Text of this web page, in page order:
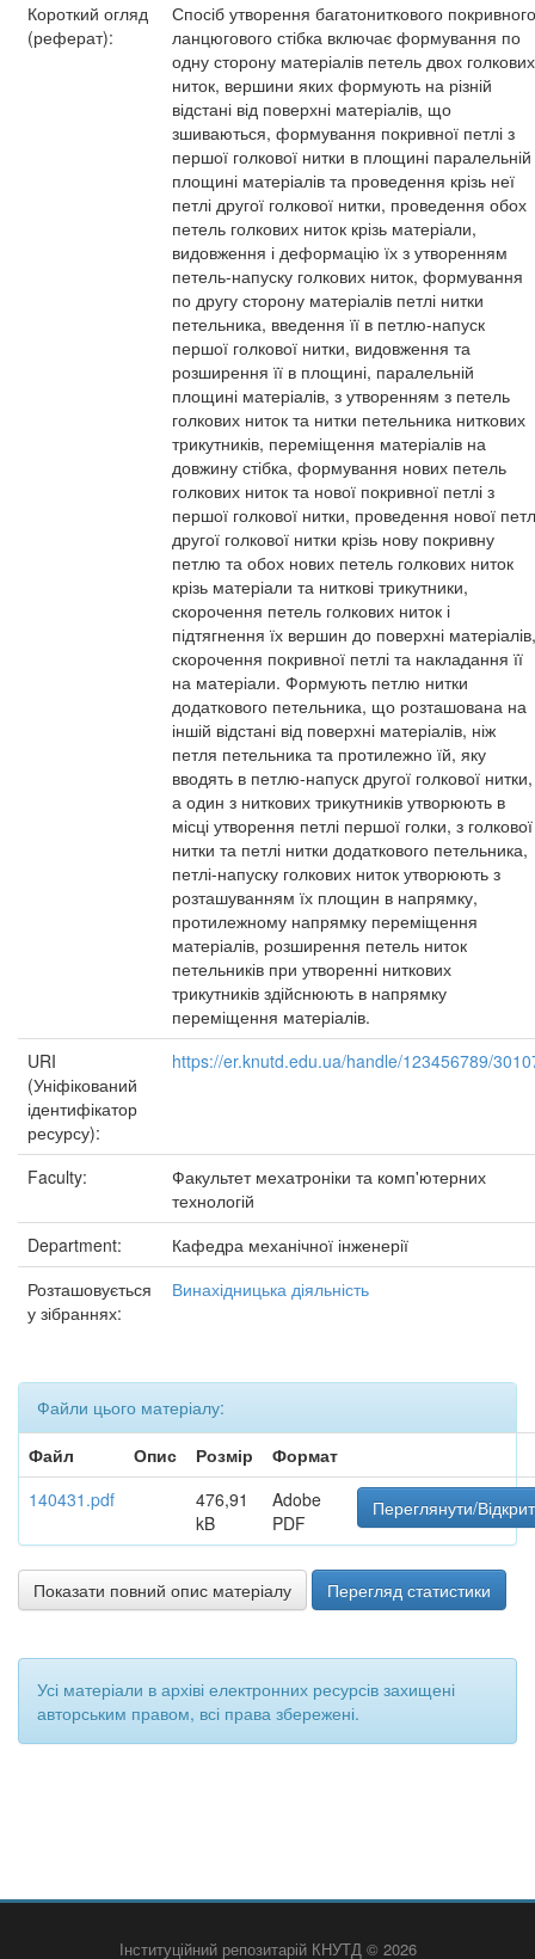
Короткий огляд
(реферат):
Спосіб утворення багатониткового покривного
ланцюгового стібка включає формування по
одну сторону матеріалів петель двох голкових
ниток, вершини яких формують на різній
відстані від поверхні матеріалів, що
зшиваються, формування покривної петлі з
першої голкової нитки в площині паралельній
площині матеріалів та проведення крізь неї
петлі другої голкової нитки, проведення обох
петель голкових ниток крізь матеріали,
видовження і деформацію їх з утворенням
петель-напуску голкових ниток, формування
по другу сторону матеріалів петлі нитки
петельника, введення її в петлю-напуск
першої голкової нитки, видовження та
розширення її в площині, паралельній
площині матеріалів, з утворенням з петель
голкових ниток та нитки петельника ниткових
трикутників, переміщення матеріалів на
довжину стібка, формування нових петель
голкових ниток та нової покривної петлі з
першої голкової нитки, проведення нової
другої голкової нитки крізь нову покривну
петлю та обох нових петель голкових ниток
крізь матеріали та ниткові трикутники,
скорочення петель голкових ниток і
підтягнення їх вершин до поверхні матеріалів,
скорочення покривної петлі та накладання її
на матеріали. Формують петлю нитки
додаткового петельника, що розташована на
іншій відстані від поверхні матеріалів, ніж
петля петельника та протилежно їй, яку
вводять в петлю-напуск другої голкової нитки,
а один з ниткових трикутників утворюють в
місці утворення петлі першої голки, з голкової
нитки та петлі нитки додаткового петельника,
петлі-напуску голкових ниток утворюють з
розташуванням їх площин в напрямку,
протилежному напрямку переміщення
матеріалів, розширення петель ниток
петельників при утворенні ниткових
трикутників здійснюють в напрямку
переміщення матеріалів.
URI
(Уніфікований
ідентифікатор
ресурсу):
https://er.knutd.edu.ua/handle/123456789/
Faculty:
Факультет мехатроніки та комп'ютерних
технологій
Department:
Кафедра механічної інженерії
Розташовується
у зібраннях:
Винахідницька діяльність
Файли цього матеріалу:
Файл
Опис Розмір
Формат
140431.pdf
476,91
kB
Adobe
PDF
Переглянути/
Показати повний опис матеріалу Перегляд статистики
Усі матеріали в архіві електронних ресурсів захищені
авторським правом, всі права збережені.
Інституційний репозитарій КНУТД © 2026